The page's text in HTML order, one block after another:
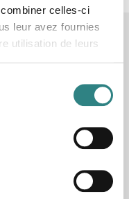
celles-ci
leur avez fournies
utilisation de leurs